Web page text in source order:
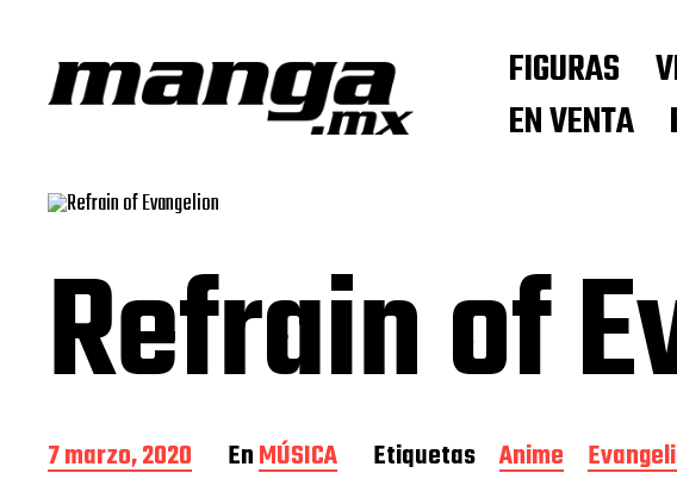
FIGURAS
EN VENTA
Refrain of
F
e
7 marzo, 2020 EnMÚSICA Etiquetas Anime